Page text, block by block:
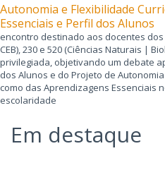
Autonomia e Flexibilidade
Essenciais e Perfil dos Alunos
encontro destinado aos docentes
CEB), 230 e 520 (Ciências Naturais |
privilegiada, objetivando um debate
dos Alunos e do Projeto de
como das Aprendizagens Essenciais
escolaridade
Em destaque